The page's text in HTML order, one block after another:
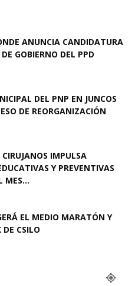
ANUNCIA CANDIDATURA
GOBIERNO DEL PPD
DEL PNP EN JUNCOS
DE REORGANIZACIÓN
CIRUJANOS IMPULSA
Y PREVENTIVAS
MES...
EL MEDIO MARATÓN Y
DE CSILO